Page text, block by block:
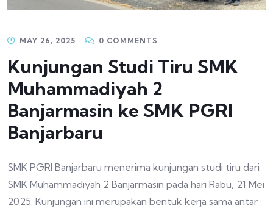
MAY 26, 2025 0 COMMENTS
Kunjungan Studi Tiru SMK
Muhammadiyah 2
Banjarmasin ke SMK PGRI
Banjarbaru
SMK PGRI Banjarbaru menerima kunjungan studi tiru dari
SMK Muhammadiyah 2 Banjarmasin pada hari Rabu, 21 Mei
2025. Kunjungan ini merupakan bentuk kerja sama antar